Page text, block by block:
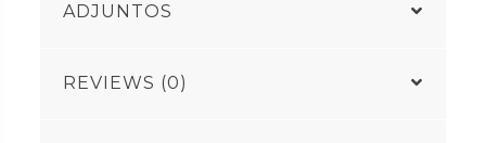
ADJUNTOS
REVIEWS (0)